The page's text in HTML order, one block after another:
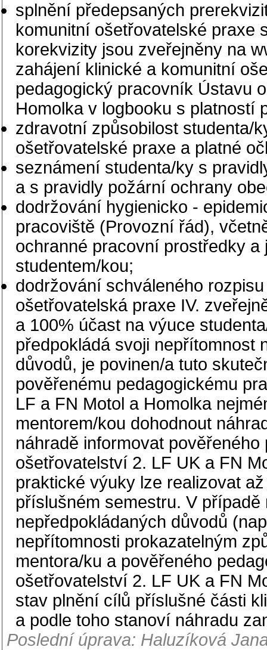
splnění předepsaných
komunitní ošetřovatelské praxe
korekvizity jsou zveřejněny na
zahájení klinické a komunitní
pedagogický pracovník Ústavu
Homolka v logbooku s platností
zdravotní způsobilost studenta/
ošetřovatelské praxe a platné
seznámení studenta/ky s
a s pravidly požární ochrany
dodržování hygienicko -
pracoviště (Provozní řád),
ochranné pracovní prostředky
studentem/kou;
dodržování schváleného
ošetřovatelská praxe IV.
a 100% účast na výuce
předpokládá svoji nepřítomnost
důvodů, je povinen/a tuto
pověřenému pedagogickému
LF a FN Motol a Homolka
mentorem/kou dohodnout
náhradě informovat
ošetřovatelství 2. LF UK a FN
praktické výuky lze realizovat
příslušném semestru. V
nepředpokládaných důvodů
nepřítomnosti prokazatelným
mentora/ku a pověřeného
ošetřovatelství 2. LF UK a FN
stav plnění cílů příslušné části
a podle toho stanoví náhradu
Poslední úprava: Haluzíková